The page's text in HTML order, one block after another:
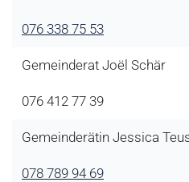
076 338 75 53
Gemeinderat Joël Schär
076 412 77 39
Gemeinderätin Jessica
078 789 94 69